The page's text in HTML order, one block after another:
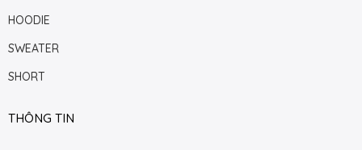
HOODIE
SWEATER
SHORT
THÔNG TIN